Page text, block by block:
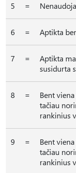
5 =
6 = Aptikta
7 =
Aptikta
susidurta
8 =
Bent
tačiau
rankinius
9 =
Bent
tačiau
rankinius